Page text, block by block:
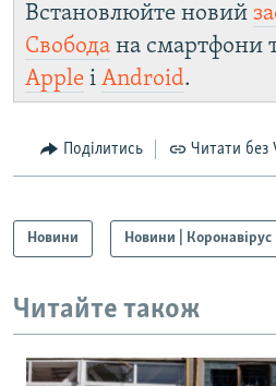
Встановлюйте новий
Свобода на смартфони
Apple і Android.
Поділитись Читати без
Новини Новини | Коронавірус
Читайте також